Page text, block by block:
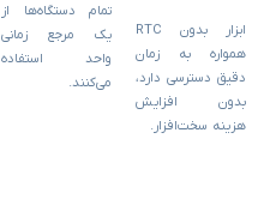
ابزار بدون RTC
همواره به زمان
دقیق دسترسی دارد،
بدون افزایش
هزینه سخت‌افزار.
تمام دستگاه‌ها از
یک مرجع زمانی
واحد استفاده
می‌کنند.